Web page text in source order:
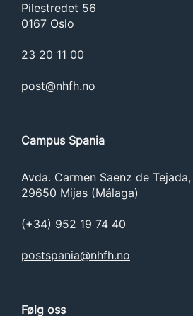
Pilestredet 56
0167 Oslo
23 20 11 00
post@nhfh.no
Campus Spania
Avda. Carmen Saenz de
29650 Mijas (Málaga)
(+34) 952 19 74 40
postspania@nhfh.no
Følg oss